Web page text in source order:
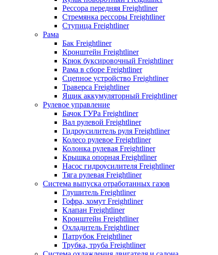
Рессора передняя Freightliner
Стремянка рессоры Freightliner
Ступица Freightliner
Рама
Бак Freightliner
Кронштейн Freightliner
Крюк буксировочный Freightliner
Рама в сборе Freightliner
Сцепное устройство Freightliner
Траверса Freightliner
Ящик аккумуляторный Freightliner
Рулевое управление
Бачок ГУРа Freightliner
Вал рулевой Freightliner
Гидроусилитель руля Freightliner
Колесо рулевое Freightliner
Колонка рулевая Freightliner
Крышка опорная Freightliner
Насос гидроусилителя Freightliner
Тяга рулевая Freightliner
Система выпуска отработанных газов
Глушитель Freightliner
Гофра, хомут Freightliner
Клапан Freightliner
Кронштейн Freightliner
Охладитель Freightliner
Патрубок Freightliner
Трубка, труба Freightliner